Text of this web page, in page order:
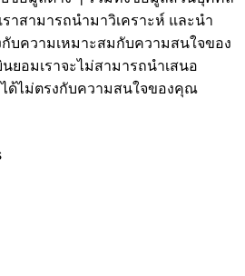
ราสามารถนำมาวิเคราะห์ และนำ
กับความเหมาะสมกับความสนใจของ
อมเราจะไม่สามารถนำเสนอ
ด้ไม่ตรงกับความสนใจของคุณ